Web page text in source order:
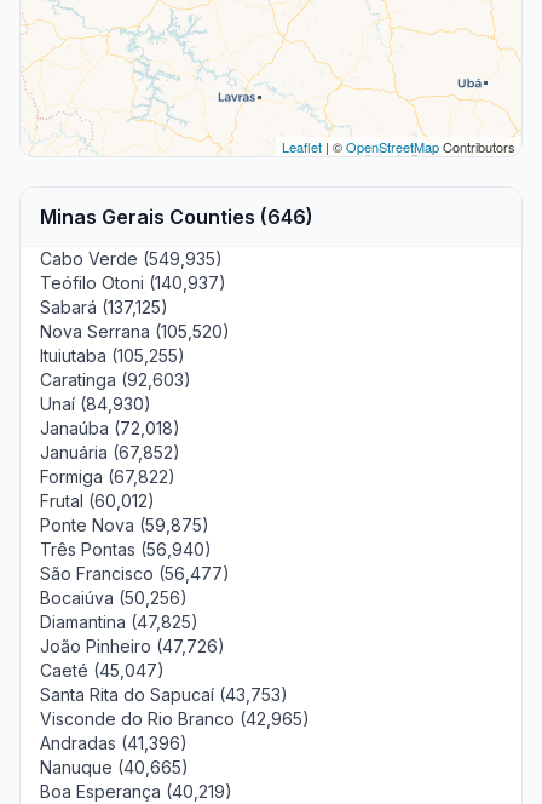
Leaflet | ©OpenStreetMapContributors
Minas Gerais Counties (646)
Cabo Verde (549,935)
Teófilo Otoni (140,937)
Sabará (137,125)
Nova Serrana (105,520)
Ituiutaba (105,255)
Caratinga (92,603)
Unaí (84,930)
Janaúba (72,018)
Januária (67,852)
Formiga (67,822)
Frutal (60,012)
Ponte Nova (59,875)
Três Pontas (56,940)
São Francisco (56,477)
Bocaiúva (50,256)
Diamantina (47,825)
João Pinheiro (47,726)
Caeté (45,047)
Santa Rita do Sapucaí (43,753)
Visconde do Rio Branco (42,965)
Andradas (41,396)
Nanuque (40,665)
Boa Esperança (40,219)